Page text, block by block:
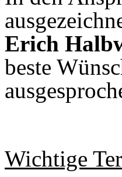
Erich
beste
Wichtige